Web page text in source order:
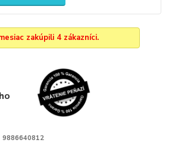
zakúpili 4 zákazníci.
9886640812